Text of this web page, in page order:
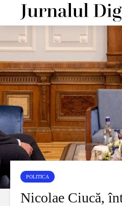
POLITICA
Nicolae Ciucă,